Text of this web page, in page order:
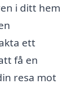
i ditt hem
ett
få en
resa mot